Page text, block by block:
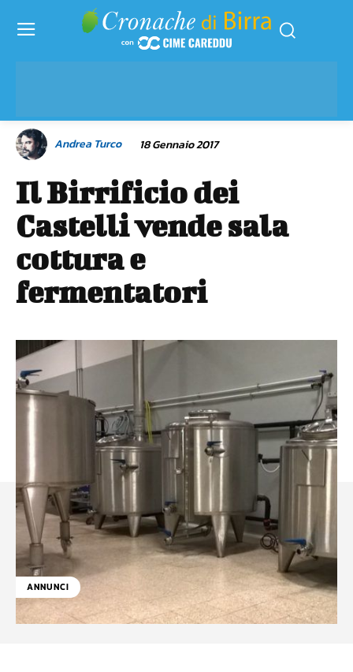
Andrea Turco 18 Gennaio 2017
Il Birrificio dei
Castelli vende sala
cottura e
fermentatori
ANNUNCI